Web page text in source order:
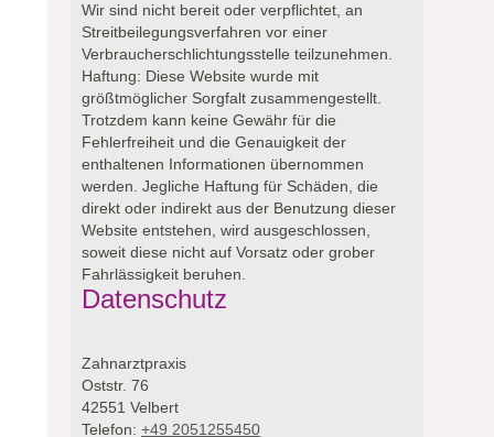
Wir sind nicht bereit oder verpflichtet, an
Streitbeilegungsverfahren vor einer
Verbraucherschlichtungsstelle teilzunehmen.
Haftung: Diese Website wurde mit
größtmöglicher Sorgfalt zusammengestellt.
Trotzdem kann keine Gewähr für die
Fehlerfreiheit und die Genauigkeit der
enthaltenen Informationen übernommen
werden. Jegliche Haftung für Schäden, die
direkt oder indirekt aus der Benutzung dieser
Website entstehen, wird ausgeschlossen,
soweit diese nicht auf Vorsatz oder grober
Fahrlässigkeit beruhen.
Datenschutz
Zahnarztpraxis
Oststr. 76
42551 Velbert
Telefon: +49 2051255450